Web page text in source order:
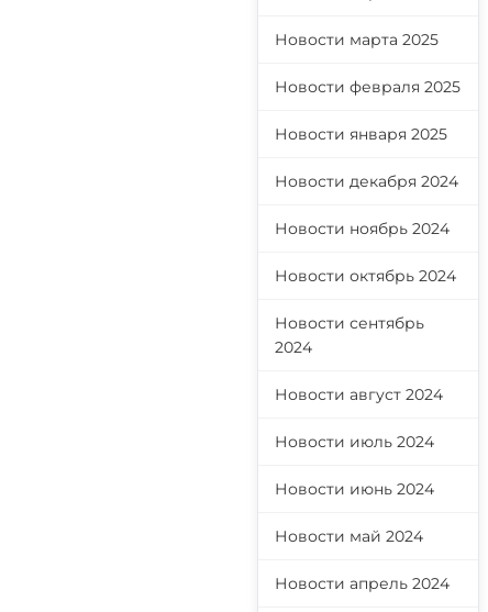
Новости марта 2025
Новости февраля 2025
Новости января 2025
Новости декабря 2024
Новости ноябрь 2024
Новости октябрь 2024
Новости сентябрь
2024
Новости август 2024
Новости июль 2024
Новости июнь 2024
Новости май 2024
Новости апрель 2024